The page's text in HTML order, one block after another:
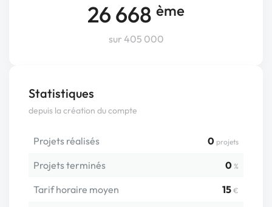
26 668 ème
sur 405 000
Statistiques
depuis la création du compte
Projets réalisés 0 projets
Projets terminés 0 %
Tarif horaire moyen 15 €